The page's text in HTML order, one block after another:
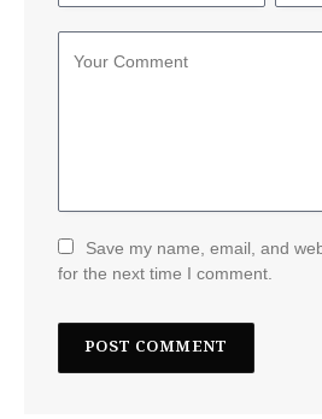
Save my name, email, and
for the next time I comment.